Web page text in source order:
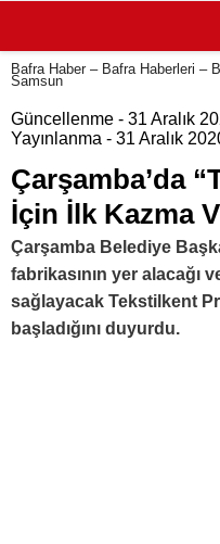
Bafra Haber – Bafra Haberleri –
Samsun
Güncellenme - 31 Aralık
Yayınlanma - 31 Aralık
Çarşamba’da
İçin İlk Kazma
Çarşamba Belediye
fabrikasının yer alacağı
sağlayacak Tekstilkent
başladığını duyurdu.